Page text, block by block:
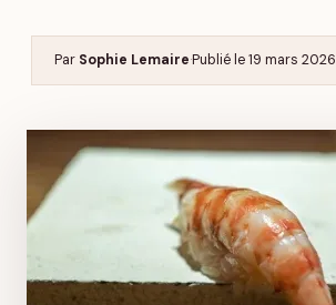
Par Sophie Lemaire·Publié le19 mars 2026